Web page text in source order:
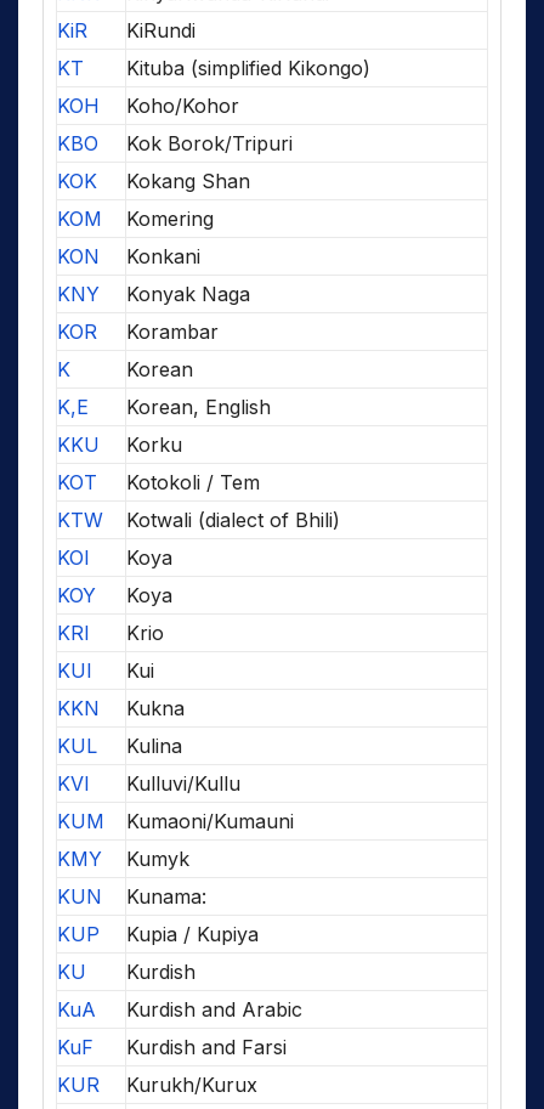
KiR
KiRundi
KT
Kituba (simplified Kikongo)
KOH
Koho/Kohor
KBO
Kok Borok/Tripuri
KOK
Kokang Shan
KOM
Komering
KON
Konkani
KNY
Konyak Naga
KOR
Korambar
K
Korean
K,E
Korean, English
KKU
Korku
KOT
Kotokoli / Tem
KTW
Kotwali (dialect of Bhili)
KOI
Koya
KOY
Koya
KRI
Krio
KUI
Kui
KKN
Kukna
KUL
Kulina
KVI
Kulluvi/Kullu
KUM
Kumaoni/Kumauni
KMY
Kumyk
KUN
Kunama:
KUP
Kupia / Kupiya
KU
Kurdish
KuA
Kurdish and Arabic
KuF
Kurdish and Farsi
KUR
Kurukh/Kurux